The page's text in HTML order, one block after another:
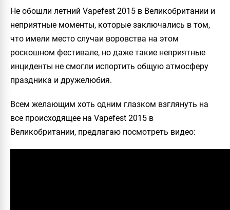
Не обошли летний Vapefest 2015 в Великобритании и
неприятные моменты, которые заключались в том,
что имели место случаи воровства на этом
роскошном фестивале, но даже такие неприятные
инциденты не смогли испортить общую атмосферу
праздника и дружелюбия.
Всем желающим хоть одним глазком взглянуть на
все происходящее на Vapefest 2015 в
Великобритании, предлагаю посмотреть видео: